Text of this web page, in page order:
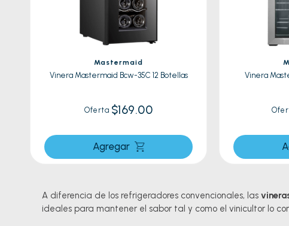
Mastermaid
Vinera Mastermaid Bcw-35C 12 Botellas
Oferta $169.00
Agregar
Vinera
A diferencia de los refrigeradores convencionales, las
ideales para mantener el sabor tal y como el vinicultor lo